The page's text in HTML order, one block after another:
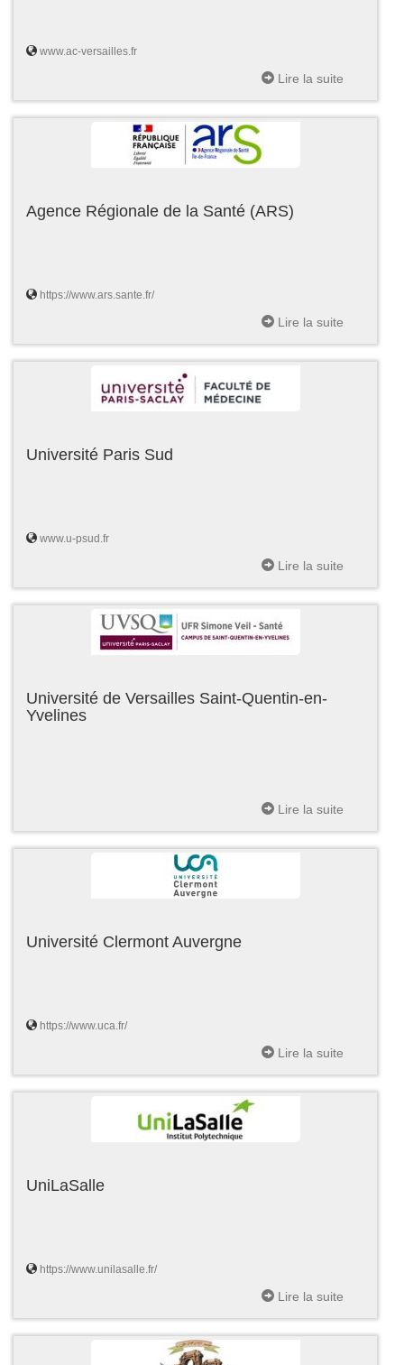
www.ac-versailles.fr
Lire la suite
Agence Régionale de la Santé (ARS)
https://www.ars.sante.fr/
Lire la suite
Université Paris Sud
www.u-psud.fr
Lire la suite
Université de Versailles Saint-Quentin-en-
Yvelines
Lire la suite
Université Clermont Auvergne
https://www.uca.fr/
Lire la suite
UniLaSalle
https://www.unilasalle.fr/
Lire la suite